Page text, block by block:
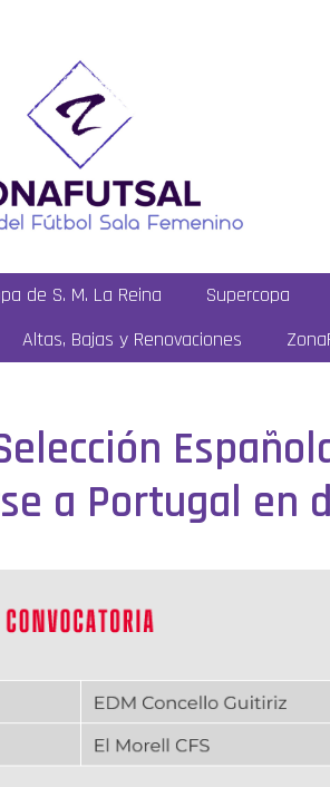
de S. M. La Reina Supercopa
Altas, Bajas y Renovaciones
a Portugal en